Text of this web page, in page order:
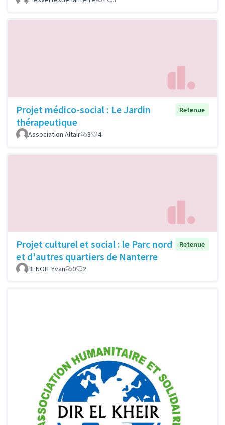
Projet médico-social : Le Jardin
thérapeutique
Retenue
Association Altaïr 3 4
Projet culturel et social : le Parc nord
et d'autres quartiers de Nanterre
Retenue
BENOIT Yvan 0 2